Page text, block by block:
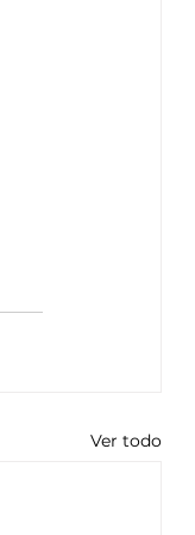
Ver todo